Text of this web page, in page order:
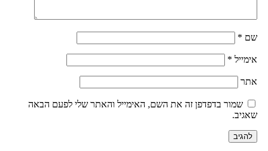
שם *
אימייל *
אתר
שמור בדפדפן זה את השם, האימייל והאתר שלי לפעם הבאה
שאגיב.